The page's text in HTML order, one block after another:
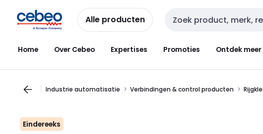
naar
navigatie
naar
inhoud
Alle producten Zoekveld invoer
Home Over Cebeo Expertises Promoties Ontdek meer
Industrie automatisatie Verbindingen & control producten
Eindereeks